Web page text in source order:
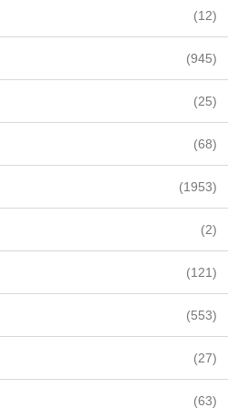
(12)
(945)
(25)
(68)
(1953)
(2)
(121)
(553)
(27)
(63)